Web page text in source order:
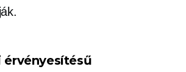
érvényesítésű